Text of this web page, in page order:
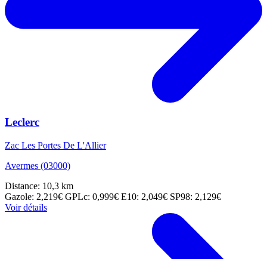
Leclerc
Zac Les Portes De L'Allier
Avermes (03000)
Distance: 10,3 km
Gazole: 2,219€ GPLc: 0,999€ E10: 2,049€ SP98: 2,129€
Voir détails